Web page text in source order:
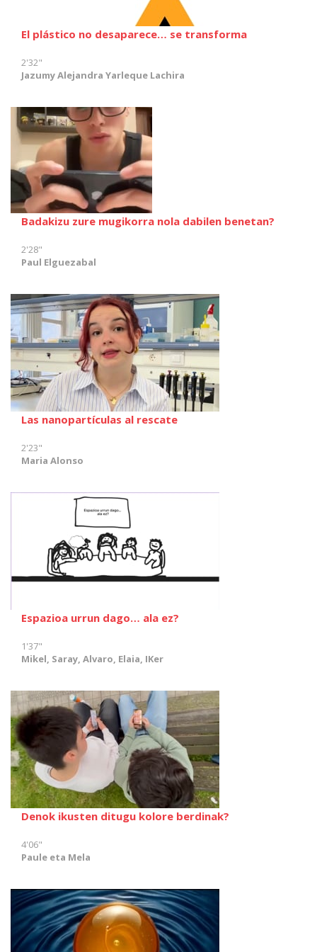
El plástico no desaparece… se transforma
2'32"
Jazumy Alejandra Yarleque Lachira
Badakizu zure mugikorra nola dabilen benetan?
2'28"
Paul Elguezabal
Las nanopartículas al rescate
2'23"
Maria Alonso
Espazioa urrun dago… ala ez?
1'37"
Mikel, Saray, Alvaro, Elaia, IKer
Denok ikusten ditugu kolore berdinak?
4'06"
Paule eta Mela